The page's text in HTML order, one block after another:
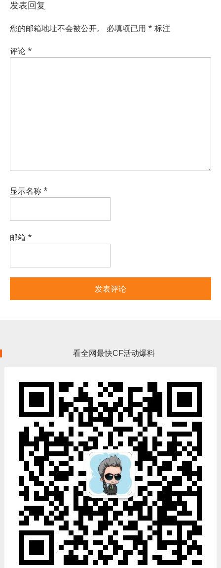
发表回复
您的邮箱地址不会被公开。 必填项已用 * 标注
评论*
显示名称*
邮箱 *
看全网最快CF活动爆料